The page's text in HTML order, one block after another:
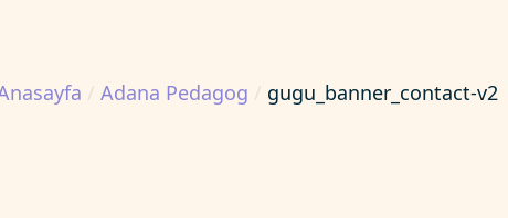
/ Adana Pedagog / gugu_banner_contact-v2